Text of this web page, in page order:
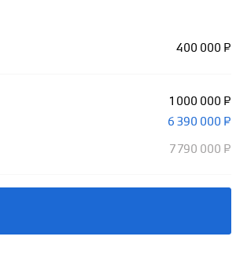
400 000 ₽
1 000 000 ₽
6 390 000 ₽
7 790 000 ₽